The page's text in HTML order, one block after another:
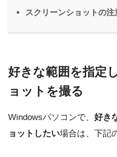
スクリーンショットの注
好きな範囲を指定
ョットを撮る
Windowsパソコンで、 好き
ョットしたい場合は、下記